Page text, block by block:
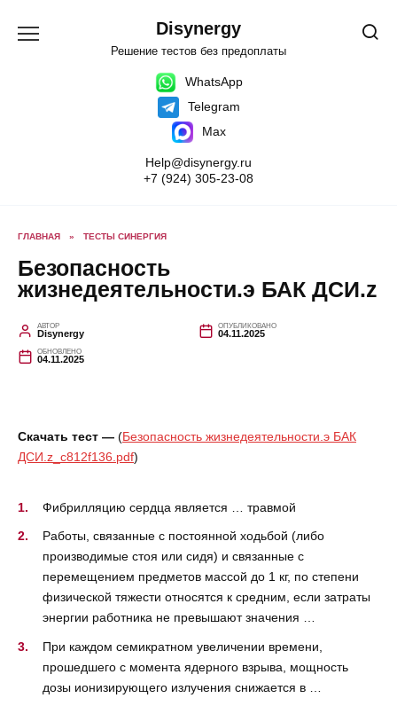
содержанию
Disynergy
Решение тестов без предоплаты
WhatsApp
Telegram
Max
Help@disynergy.ru
+7 (924) 305-23-08
ГЛАВНАЯ » ТЕСТЫ СИНЕРГИЯ
Безопасность
жизнедеятельности.э БАК ДСИ.z
АВТОР
Disynergy
ОПУБЛИКОВАНО
04.11.2025
ОБНОВЛЕНО
04.11.2025
Скачать тест — (Безопасность жизнедеятельности.э БАК
ДСИ.z_c812f136.pdf)
Фибрилляцию сердца является … травмой
Работы, связанные с постоянной ходьбой (либо
производимые стоя или сидя) и связанные с
перемещением предметов массой до 1 кг, по степени
физической тяжести относятся к средним, если затраты
энергии работника не превышают значения …
При каждом семикратном увеличении времени,
прошедшего с момента ядерного взрыва, мощность
дозы ионизирующего излучения снижается в …